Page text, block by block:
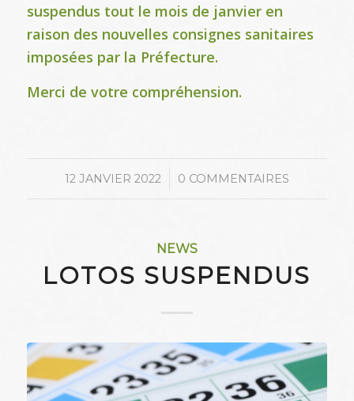
suspendus tout le mois de janvier en
raison des nouvelles consignes sanitaires
imposées par la Préfecture.
Merci de votre compréhension.
12 JANVIER 2022
/ 0 COMMENTAIRES
NEWS
LOTOS SUSPENDUS